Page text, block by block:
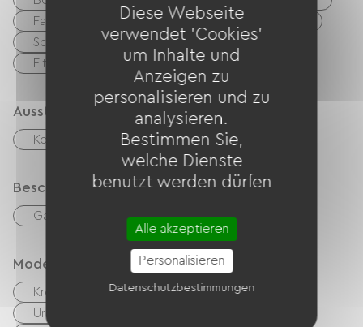
Fahrrad
Mountainbike
Grüner Weg
Schattiger
Billard
Thermalstation
Fitnesscenter
Ausstattung
Kostenloses WLAN TV
Beschreibung
Garage
Modes de paiement
Kreditkarte Schecks
Bargeld
Urlaubsgutscheine (ANCV)
Diese Webseite
verwendet 'Cookies'
um Inhalte und
Anzeigen zu
personalisieren und zu
analysieren.
Bestimmen Sie,
welche Dienste
benutzt werden dürfen
Alle akzeptieren
Personalisieren
Datenschutzbestimmungen